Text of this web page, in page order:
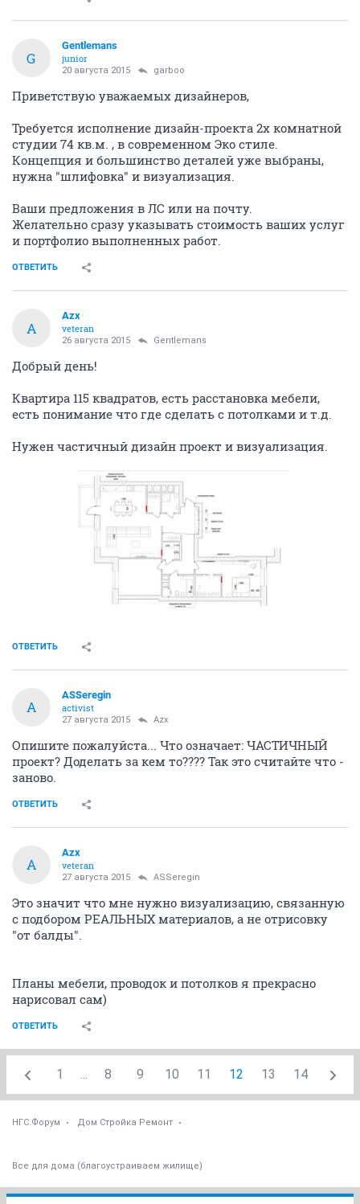
G
Gentlemans
junior
20 августа 2015 garboo
Приветствую уважаемых дизайнеров,
Требуется исполнение дизайн-проекта 2х комнатной
студии 74 кв.м. , в современном Эко стиле.
Концепция и большинство деталей уже выбраны,
нужна "шлифовка" и визуализация.
Ваши предложения в ЛС или на почту.
Желательно сразу указывать стоимость ваших услуг
и портфолио выполненных работ.
ОТВЕТИТЬ
A
Azx
veteran
26 августа 2015 Gentlemans
Добрый день!
Квартира 115 квадратов, есть расстановка мебели,
есть понимание что где сделать с потолками и т.д.
Нужен частичный дизайн проект и визуализация.
ОТВЕТИТЬ
A
ASSeregin
activist
27 августа 2015 Azx
Опишите пожалуйста... Что означает: ЧАСТИЧНЫЙ
проект? Доделать за кем то???? Так это считайте что -
заново.
ОТВЕТИТЬ
A
Azx
veteran
27 августа 2015 ASSeregin
Это значит что мне нужно визуализацию, связанную
с подбором РЕАЛЬНЫХ материалов, а не отрисовку
"от балды".
Планы мебели, проводок и потолков я прекрасно
нарисовал сам)
ОТВЕТИТЬ
1 ... 8 9 10 11 12 13 14
НГС.Форум Дом Стройка Ремонт
Все для дома (благоустраиваем жилище)